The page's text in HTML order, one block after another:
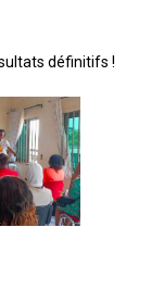
définitifs !